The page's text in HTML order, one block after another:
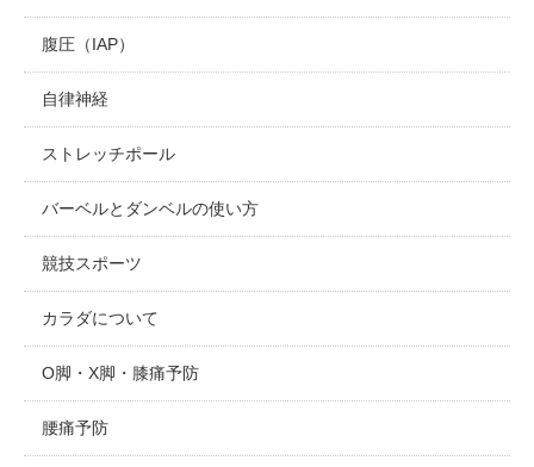
腹圧（IAP）
自律神経
ストレッチポール
バーベルとダンベルの使い方
競技スポーツ
カラダについて
O脚・X脚・膝痛予防
腰痛予防